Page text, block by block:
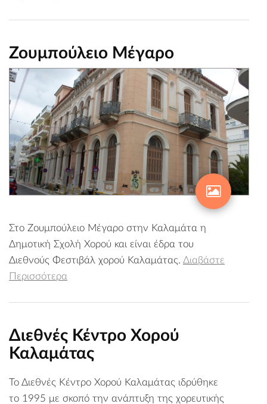
Ζουμπούλειο Μέγαρο
Στο Ζουμπούλειο Μέγαρο στην Καλαμάτα η
Δημοτική Σχολή Χορού και είναι έδρα του
Διεθνούς Φεστιβάλ χορού Καλαμάτας. Διαβάστε
Περισσότερα
Διεθνές Κέντρο Χορού
Καλαμάτας
Το Διεθνές Κέντρο Χορού Καλαμάτας ιδρύθηκε
το 1995 με σκοπό την ανάπτυξη της χορευτικής